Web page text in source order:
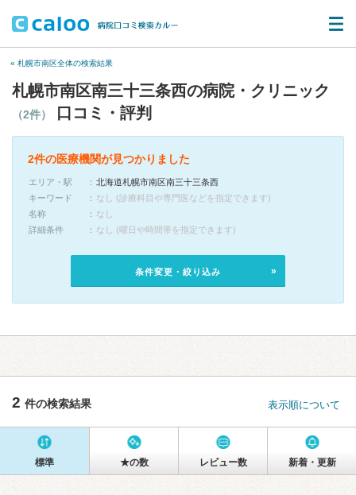
« 札幌市南区全体の検索結果
札幌市南区南三十三条西の病院・クリニック
（2件） 口コミ・評判
2件の医療機関が見つかりました
エリア・駅
北海道札幌市南区南三十三条西
キーワード
なし (診療科目や専門医などを指定できます)
名称
なし
詳細条件
なし (曜日や時間帯を指定できます)
条件変更・絞り込み
2 件の検索結果 表示順について
標準 ★の数 レビュー数 新着・更新